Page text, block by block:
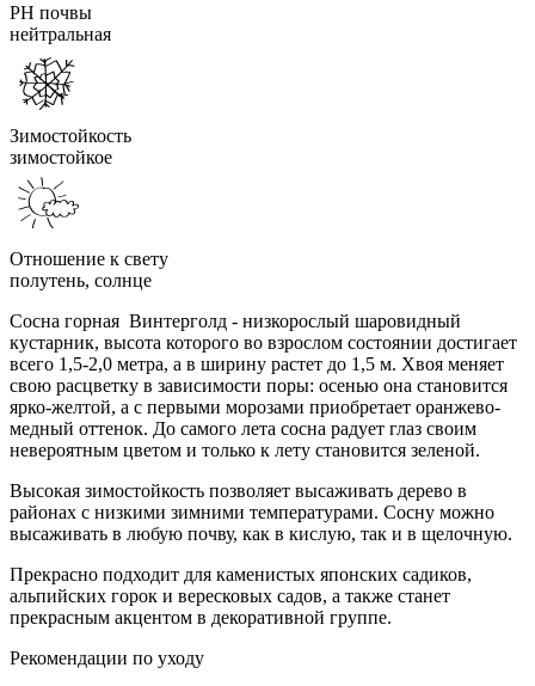
PH почвы
нейтральная
Зимостойкость
зимостойкое
Отношение к свету
полутень, солнце
Сосна горная Винтерголд - низкорослый шаровидный
кустарник, высота которого во взрослом состоянии достигает
всего 1,5-2,0 метра, а в ширину растет до 1,5 м. Хвоя меняет
свою расцветку в зависимости поры: осенью она становится
ярко-желтой, а с первыми морозами приобретает оранжево-
медный оттенок. До самого лета сосна радует глаз своим
невероятным цветом и только к лету становится зеленой.
Высокая зимостойкость позволяет высаживать дерево в
районах с низкими зимними температурами. Сосну можно
высаживать в любую почву, как в кислую, так и в щелочную.
Прекрасно подходит для каменистых японских садиков,
альпийских горок и вересковых садов, а также станет
прекрасным акцентом в декоративной группе.
Рекомендации по уходу